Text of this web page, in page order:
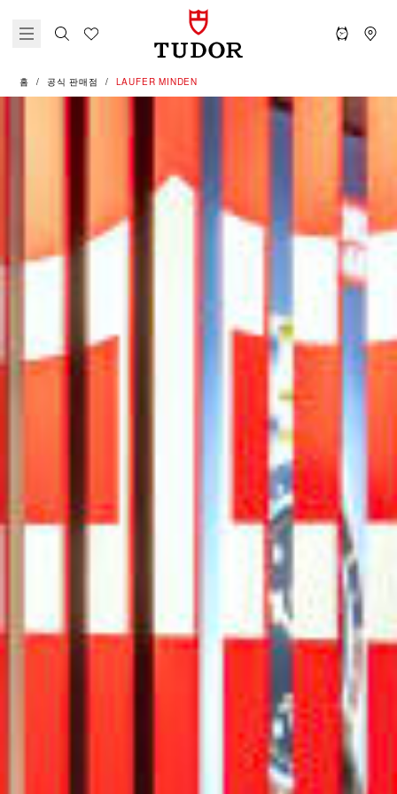
홈 공식 판매점 ‭LAUFER MINDEN‬